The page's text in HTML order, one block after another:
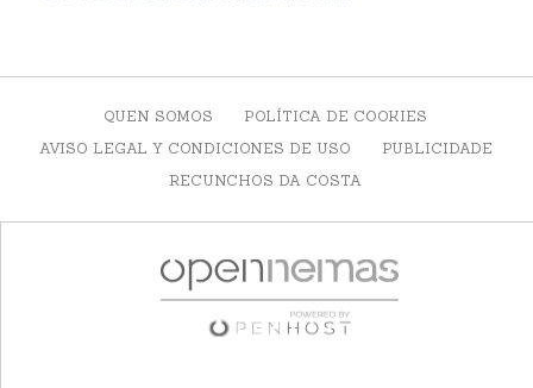
QUEN SOMOS
POLÍTICA DE COOKIES
AVISO LEGAL Y CONDICIONES DE USO
PUBLICIDADE
RECUNCHOS DA COSTA